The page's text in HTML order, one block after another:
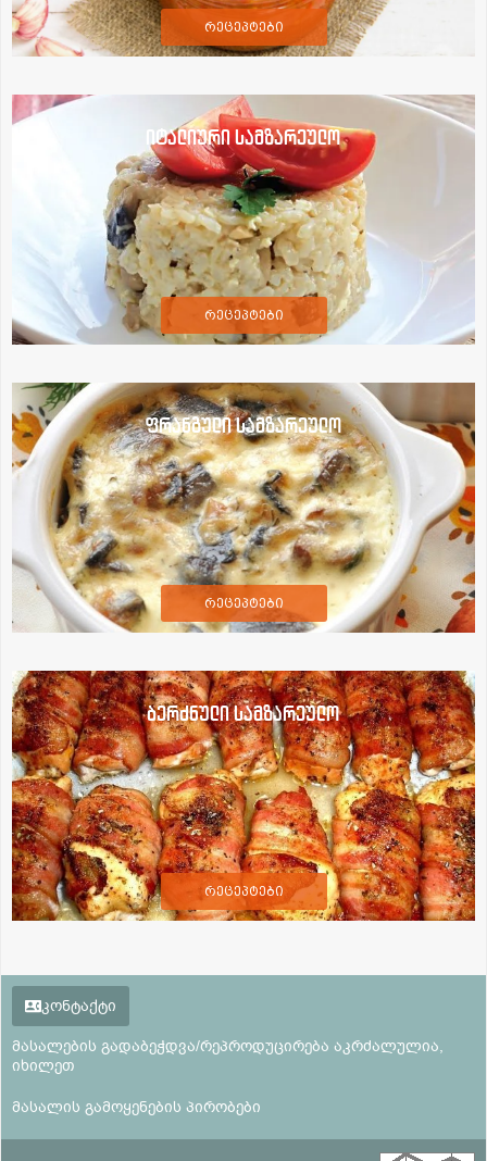
რეცეპტები
იტალიური სამზარეულო
რეცეპტები
ფრანგული სამზარეულო
რეცეპტები
ბერძნული სამზარეულო
რეცეპტები
კონტაქტი
მასალების გადაბეჭდვა/რეპროდუცირება აკრძალულია,
იხილეთ
მასალის გამოყენების პირობები